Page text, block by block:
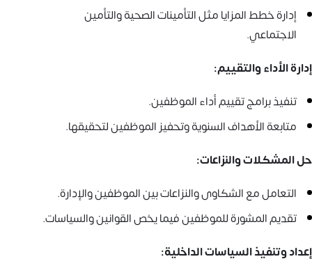
إدارة خطط المزايا مثل التأمينات الصحية والتأمين
الاجتماعي.
إدارة الأداء والتقييم:
تنفيذ برامج تقييم أداء الموظفين.
متابعة الأهداف السنوية وتحفيز الموظفين لتحقيقها.
حل المشكلات والنزاعات:
التعامل مع الشكاوى والنزاعات بين الموظفين والإدارة.
تقديم المشورة للموظفين فيما يخص القوانين والسياسات.
إعداد وتنفيذ السياسات الداخلية: